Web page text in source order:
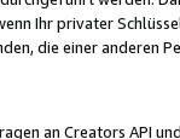
Ihr privater
die einer anderen
an Creators API